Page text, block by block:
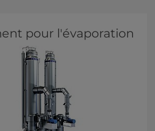
pour l'évaporation